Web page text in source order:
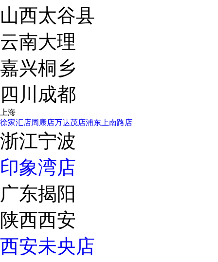
山西太谷县
云南大理
嘉兴桐乡
四川成都
上海
徐家汇店周康店万达茂店浦东上南路店
浙江宁波
印象湾店
广东揭阳
陕西西安
西安未央店